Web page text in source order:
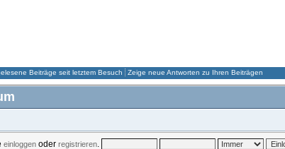
Beiträge seit letztem Besuch Zeige neue Antworten zu Ihren Beiträgen
einloggenoder registrieren.